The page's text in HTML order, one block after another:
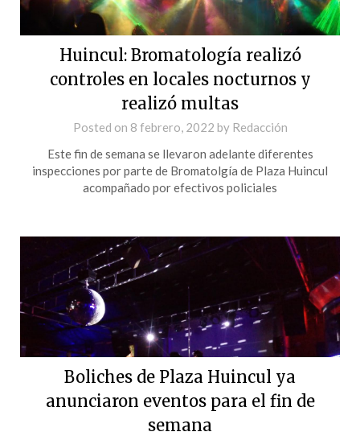
Huincul: Bromatología realizó
controles en locales nocturnos y
realizó multas
Posted on 8 febrero, 2022 by Redacción
Este fin de semana se llevaron adelante diferentes
inspecciones por parte de Bromatolgía de Plaza Huincul
acompañado por efectivos policiales
Boliches de Plaza Huincul ya
anunciaron eventos para el fin de
semana